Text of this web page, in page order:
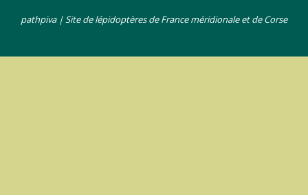
pathpiva | Site de lépidoptères de France méridionale et de Corse